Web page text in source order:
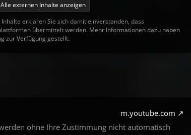
Alle externen Inhalte anzeigen
erklären Sie sich damit einverstanden, dass
übermittelt werden. Mehr Informationen dazu haben
zur Verfügung gestellt.
m.youtube.com
ohne Ihre Zustimmung nicht automatisch